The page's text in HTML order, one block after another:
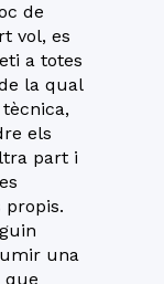
de
vol, es
a totes
la qual
els
part i
propis.
una
que